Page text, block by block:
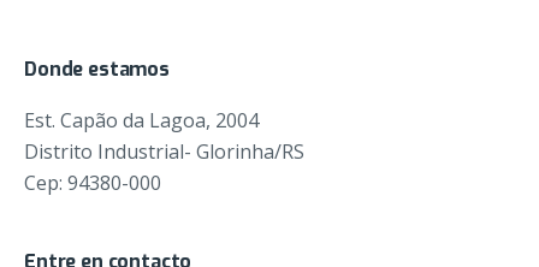
Donde estamos
Est. Capão da Lagoa, 2004
Distrito Industrial- Glorinha/RS
Cep: 94380-000
Entre en contacto